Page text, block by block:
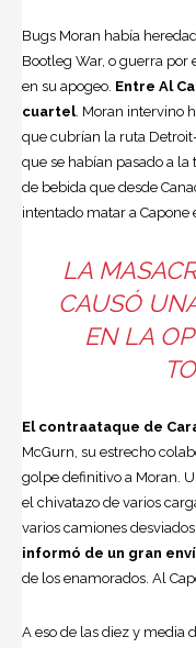
Bugs Moran había
Bootleg War, o guerra
en su apogeo. Entre Al
cuartel. Moran in­tervino
que cubrían la ruta
que se habían pasado a
de bebida que desde
intentado matar a Capone
LA
CAUSÓ
EN LA
El contraataque de
McGurn, su estrecho
golpe definitivo a Moran.
el chivatazo de varios
varios camio­nes
informó de un gran
de los enamorados. Al
A eso de las diez y media